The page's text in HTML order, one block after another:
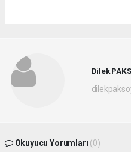
Dilek
Okuyucu Yorumları (0)